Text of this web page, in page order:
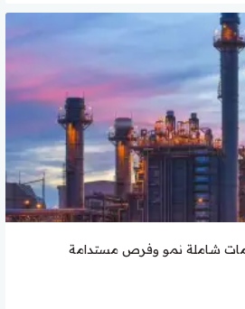
شاملة نمو وفرص مستدامة